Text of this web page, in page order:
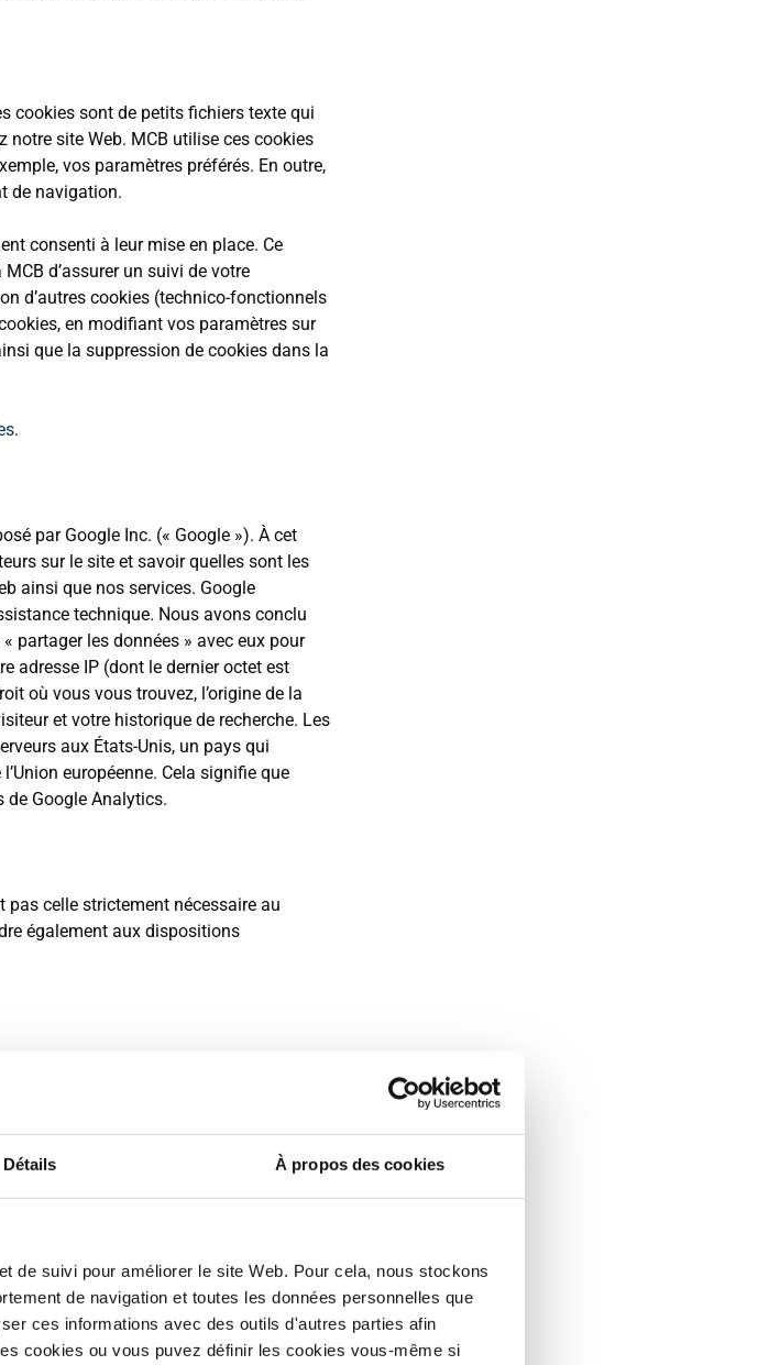
Détails À propos des cookies
de suivi pour améliorer le site Web. Pour cela, nous stockons
de navigation et toutes les données personnelles que
ces informations avec des outils d'autres parties afin
cookies ou vous puvez définir les cookies vous-même si
cookies sont de petits fichiers texte qui
site Web. MCB utilise ces cookies
vos paramètres préférés. En outre,
de navigation.
consenti à leur mise en place. Ce
d’assurer un suivi de votre
d’autres cookies (technico-fonctionnels
en modifiant vos paramètres sur
que la suppression de cookies dans la
.
par Google Inc. (« Google »). À cet
sur le site et savoir quelles sont les
ainsi que nos services. Google
technique. Nous avons conclu
partager les données » avec eux pour
adresse IP (dont le dernier octet est
où vous vous trouvez, l’origine de la
et votre historique de recherche. Les
aux États-Unis, un pays qui
européenne. Cela signifie que
de Google Analytics.
pas celle strictement nécessaire au
également aux dispositions
la société MCB International B.V. et
si cela est nécessaire à l’exécution du
légale. Nous concluons un contrat de
de garantir un même niveau de
services délégués et triés sur le volet,
Dans ce cas, un transfert a lieu
des données sont utilisées comme
données approprié. En font partie